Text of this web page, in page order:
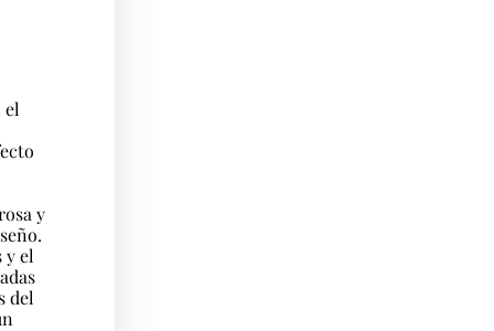
y
y el
del